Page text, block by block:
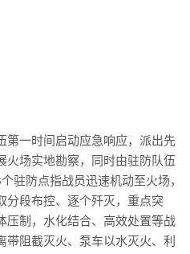
第一时间启动应急响应，派出先
火场实地勘察，同时由驻防队伍
驻防点指战员迅速机动至火场，
分段布控、逐个歼灭，重点突
压制，水化结合、高效处置等战
阻截灭火、泵车以水灭火、利